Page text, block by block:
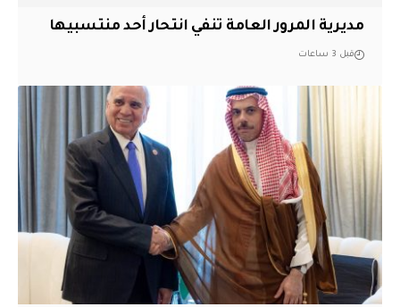
مديرية المرور العامة تنفي انتحار أحد منتسبيها
قبل 3 ساعات